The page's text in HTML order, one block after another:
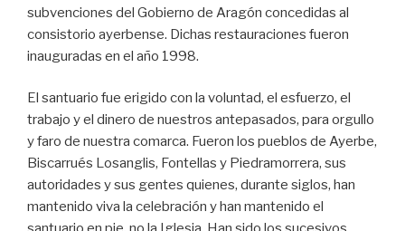
subvenciones del Gobierno de Aragón concedidas al
consistorio ayerbense. Dichas restauraciones fueron
inauguradas en el año 1998.
El santuario fue erigido con la voluntad, el esfuerzo, el
trabajo y el dinero de nuestros antepasados, para orgullo
y faro de nuestra comarca. Fueron los pueblos de Ayerbe,
Biscarrués Losanglis, Fontellas y Piedramorrera, sus
autoridades y sus gentes quienes, durante siglos, han
mantenido viva la celebración y han mantenido el